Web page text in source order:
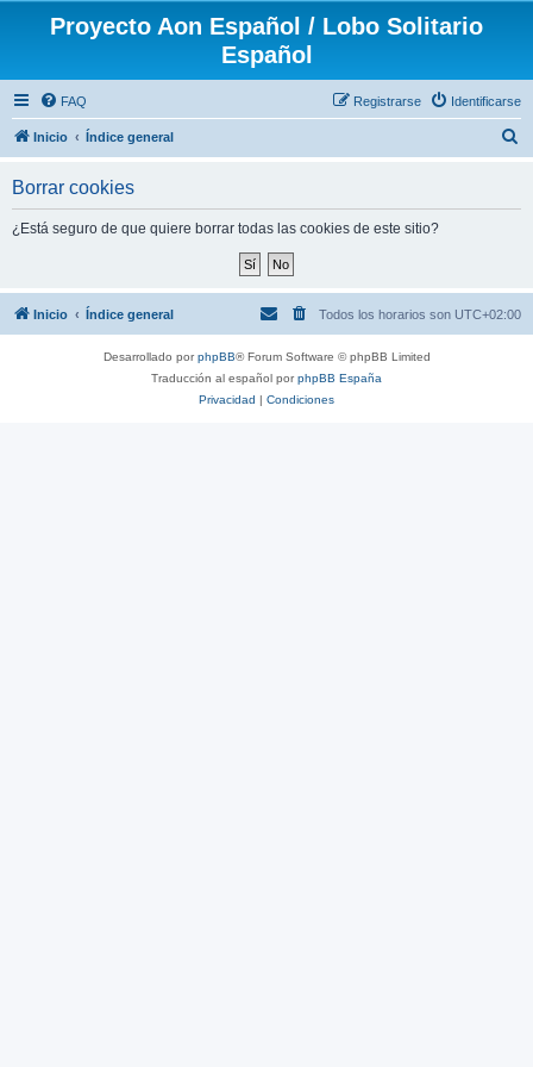
Proyecto Aon Español / Lobo Solitario
Español
FAQ Identificarse
Registrarse
Inicio Índice general
Borrar cookies
¿Está seguro de que quiere borrar todas las cookies de este sitio?
Inicio Índice general Todos los horarios son UTC+02:00
Desarrollado porphpBB® Forum Software © phpBB Limited
Traducción al español porphpBB España
Privacidad | Condiciones